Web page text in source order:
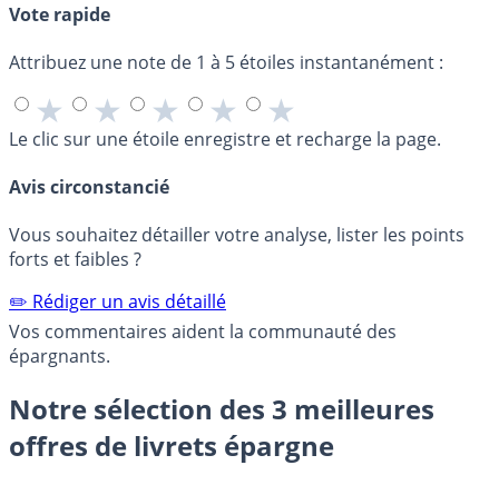
Vote rapide
Attribuez une note de 1 à 5 étoiles instantanément :
★ ★ ★ ★ ★
Le clic sur une étoile enregistre et recharge la page.
Avis circonstancié
Vous souhaitez détailler votre analyse, lister les points
forts et faibles ?
✏️ Rédiger un avis détaillé
Vos commentaires aident la communauté des
épargnants.
Notre sélection des 3 meilleures
offres de livrets épargne